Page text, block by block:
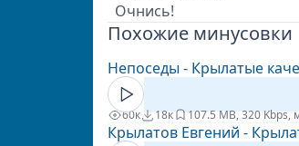
Очнись!
Похожие минусовки
Непоседы - Крылатые
60к 18к 107.5 MB, 320 Kbps,
Крылатов Евгений -